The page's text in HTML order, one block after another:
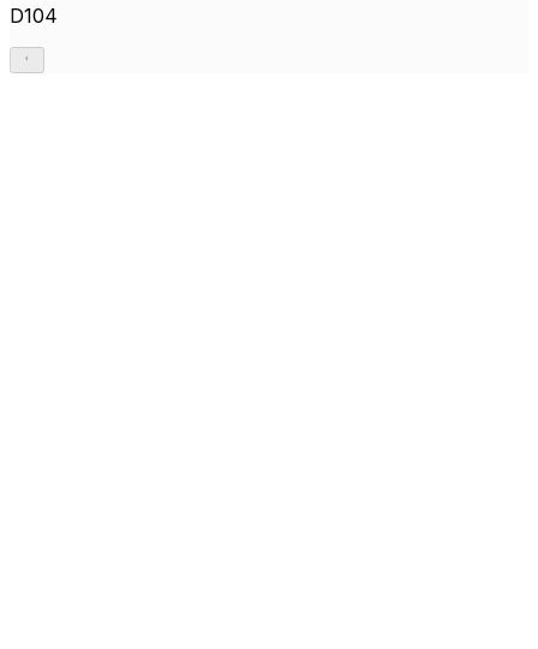
D104